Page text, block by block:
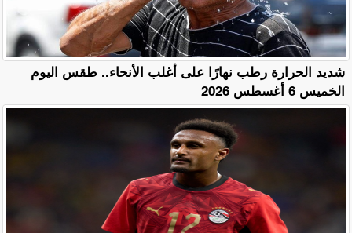
​شديد الحرارة رطب نهارًا على أغلب الأنحاء.. طقس اليوم
الخميس 6 أغسطس 2026